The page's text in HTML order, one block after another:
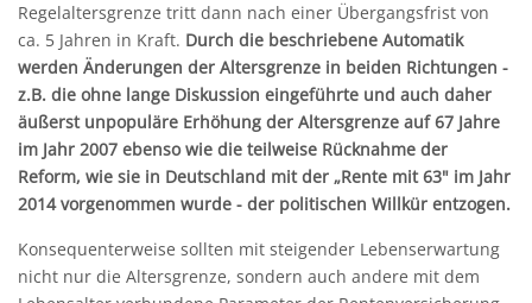
Regelaltersgrenze tritt dann nach einer Übergangsfrist von
ca. 5 Jahren in Kraft. Durch die beschriebene Automatik
werden Änderungen der Altersgrenze in beiden Richtungen -
z.B. die ohne lange Diskussion eingeführte und auch daher
äußerst unpopuläre Erhöhung der Altersgrenze auf 67 Jahre
im Jahr 2007 ebenso wie die teilweise Rücknahme der
Reform, wie sie in Deutschland mit der „Rente mit 63" im Jahr
2014 vorgenommen wurde - der politischen Willkür entzogen.
Konsequenterweise sollten mit steigender Lebenserwartung
nicht nur die Altersgrenze, sondern auch andere mit dem